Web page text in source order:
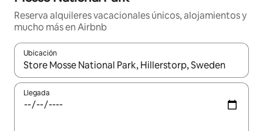
Reserva alquileres vacacionales únicos, alojamientos y
mucho más en Airbnb
Ubicación
Cuando los resultados estén disponibles, navega con las
Llegada